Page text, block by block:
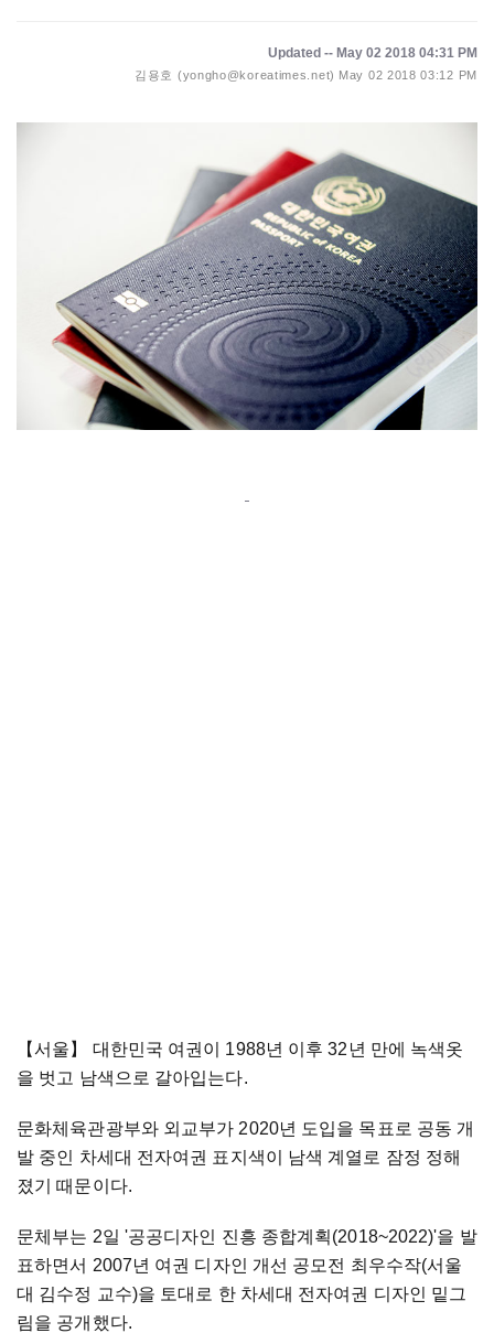
Updated -- May 02 2018 04:31 PM
김용호 (yongho@koreatimes.net) May 02 2018 03:12 PM
【서울】 대한민국 여권이 1988년 이후 32년 만에 녹색옷
을 벗고 남색으로 갈아입는다.
문화체육관광부와 외교부가 2020년 도입을 목표로 공동 개
발 중인 차세대 전자여권 표지색이 남색 계열로 잠정 정해
졌기 때문이다.
문체부는 2일 '공공디자인 진흥 종합계획(2018~2022)'을 발
표하면서 2007년 여권 디자인 개선 공모전 최우수작(서울
대 김수정 교수)을 토대로 한 차세대 전자여권 디자인 밑그
림을 공개했다.